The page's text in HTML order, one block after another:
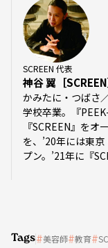
SCREEN 代表
神谷 翼［SCREEN
かみたに・つばさ
学校卒業。『
『SCREEN』をオ
を、’20年には東
プン。’21年に『
Tags 美容師 教育